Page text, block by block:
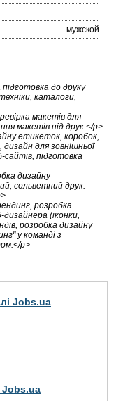
мужской
до друку
каталоги,
макетів для
макетів під друк.</p>
етикеток, коробок,
для зовнішньої
сайтів, підготовка
дизайну
сольветний друк.
розробка
дизайнера (іконки,
розробка дизайну
у команді з
p>
Jobs.ua
Jobs.ua